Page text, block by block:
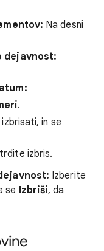
Na desni
dejavnost:
.
in se
izbris.
Izberite
se Izbriši, da